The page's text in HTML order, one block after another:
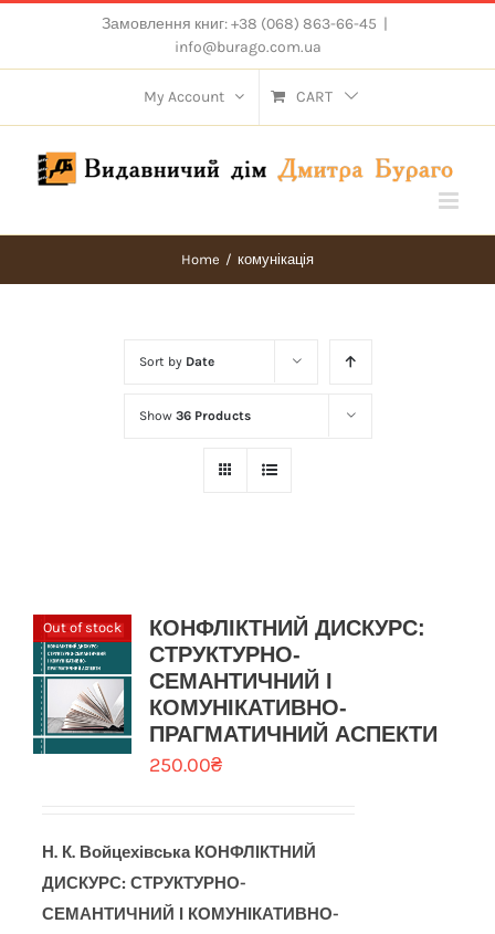
content
Замовлення книг: +38 (068) 863-66-45 |
info@burago.com.ua
My Account CART
Home / комунікація
Sort by Date
Show 36 Products
Out of stock
КОНФЛІКТНИЙ ДИСКУРС:
СТРУКТУРНО-
СЕМАНТИЧНИЙ І
КОМУНІКАТИВНО-
ПРАГМАТИЧНИЙ АСПЕКТИ
250.00₴
Н. К. Войцехівська КОНФЛІКТНИЙ
ДИСКУРС: СТРУКТУРНО-
СЕМАНТИЧНИЙ І КОМУНІКАТИВНО-